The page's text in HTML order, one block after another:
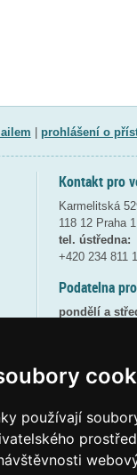
používají
prohlášení o
Kontakt pro
Karmelitská
118 12 Praha 1
tel. ústředna:
+420 234 811
Podatelna
pondělí a
8:30 - 9:30 -
Elektronická
posta@msmt